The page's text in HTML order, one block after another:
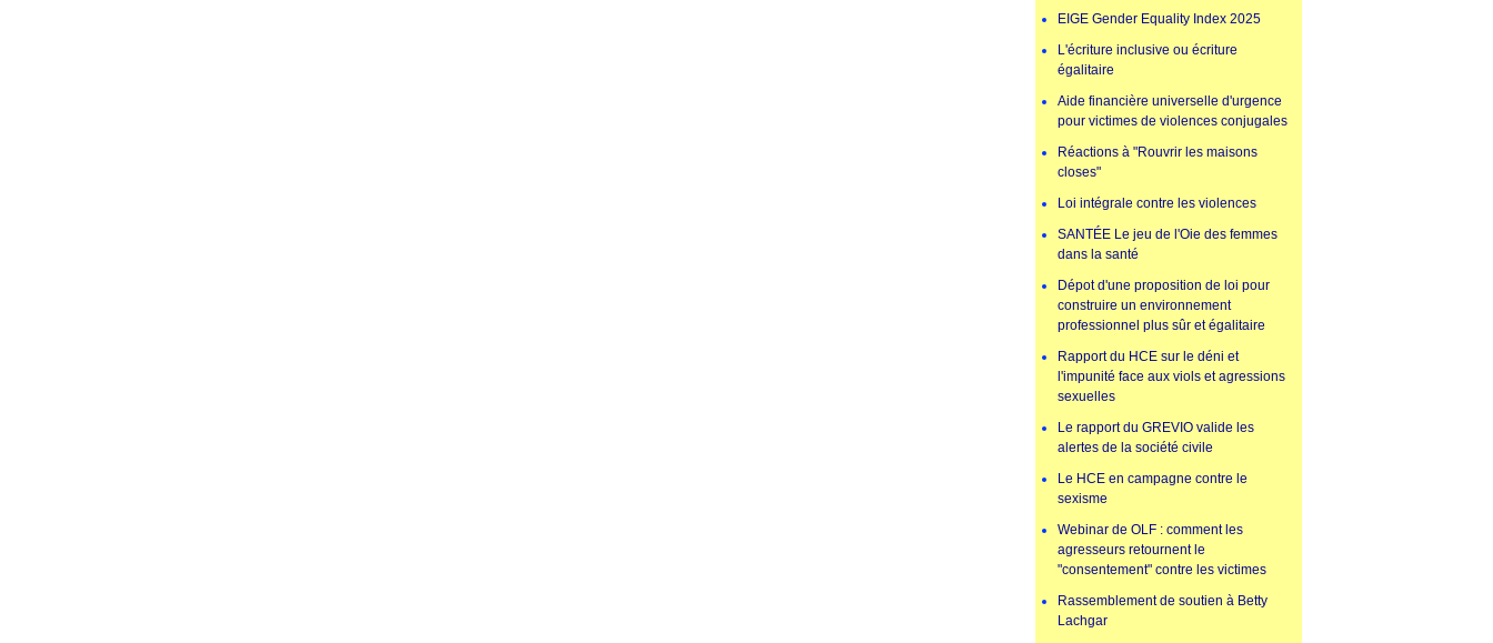
EIGE Gender Equality Index 2025
L'écriture inclusive ou écriture
égalitaire
Aide financière universelle d'urgence
pour victimes de violences conjugales
Réactions à "Rouvrir les maisons
closes"
Loi intégrale contre les violences
SANTÉE Le jeu de l'Oie des femmes
dans la santé
Dépot d'une proposition de loi pour
construire un environnement
professionnel plus sûr et égalitaire
Rapport du HCE sur le déni et
l'impunité face aux viols et agressions
sexuelles
Le rapport du GREVIO valide les
alertes de la société civile
Le HCE en campagne contre le
sexisme
Webinar de OLF : comment les
agresseurs retournent le
"consentement" contre les victimes
Rassemblement de soutien à Betty
Lachgar